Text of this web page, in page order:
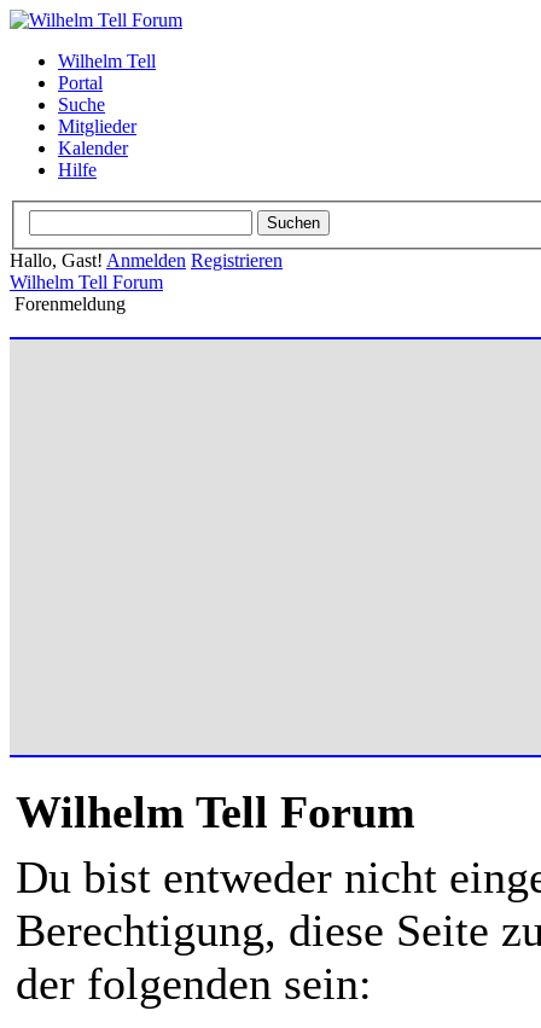
Wilhelm Tell
Portal
Suche
Mitglieder
Kalender
Hilfe
Hallo, Gast! Anmelden Registrieren
Wilhelm Tell Forum
Forenmeldung
Wilhelm Tell Forum
Du bist entweder nicht
Berechtigung, diese Seite
der folgenden sein: